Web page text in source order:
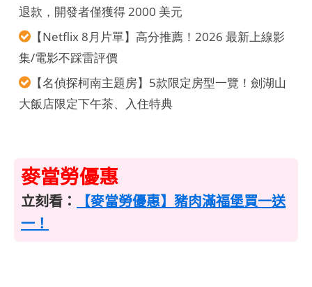
退款，開發者僅獲得 2000 美元
【Netflix 8月片單】高分推薦！2026 最新上線影
集/電影不踩雷評價
【名偵探柯南主題房】5款限定房型一覽！劍湖山
大飯店限定下午茶、入住特典
麥當勞優惠
立刻看：
【麥當勞優惠】豬肉滿福堡買一送
一！